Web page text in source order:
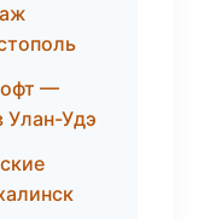
—
Улан-Удэ